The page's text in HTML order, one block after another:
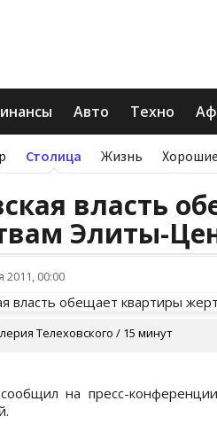
Авто Техно
Столица Жизнь
власть
Элиты-
2011, 00:00
Телеховского / 15 минут
на пресс-